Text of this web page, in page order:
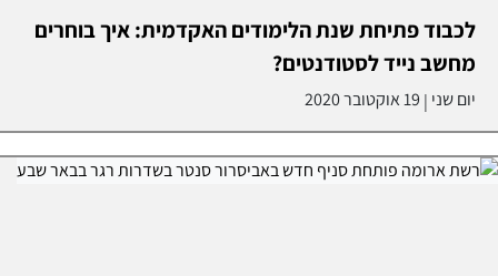
לכבוד פתיחת שנת הלימודים האקדמית: איך בוחרים
מחשב נייד לסטודנטים?
יום שני | 19 אוקטובר 2020